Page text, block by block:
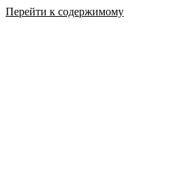
Перейти к содержимому